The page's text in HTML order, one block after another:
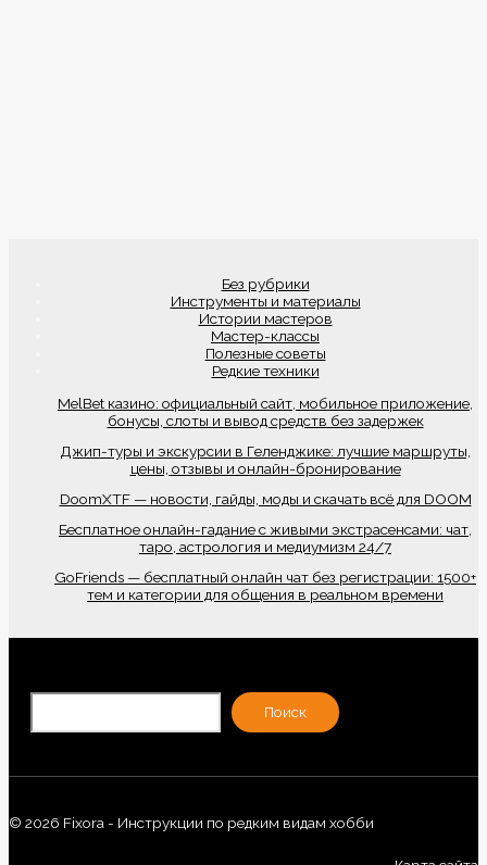
Без рубрики
Инструменты и материалы
Истории мастеров
Мастер-классы
Полезные советы
Редкие техники
MelBet казино: официальный сайт, мобильное приложение,
бонусы, слоты и вывод средств без задержек
Джип-туры и экскурсии в Геленджике: лучшие маршруты,
цены, отзывы и онлайн-бронирование
DoomXTF — новости, гайды, моды и скачать всё для DOOM
Бесплатное онлайн-гадание с живыми экстрасенсами: чат,
таро, астрология и медиумизм 24/7
GoFriends — бесплатный онлайн чат без регистрации: 1500+
тем и категории для общения в реальном времени
Поиск
© 2026 Fixora - Инструкции по редким видам хобби